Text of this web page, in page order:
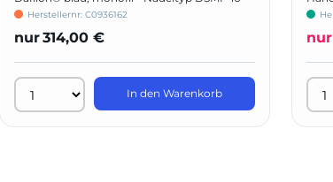
Herstellernr: C0936162
nur314,00 €
In den Warenkorb
nur